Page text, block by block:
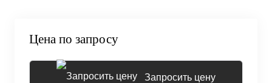
Цена по запросу
Запросить цену